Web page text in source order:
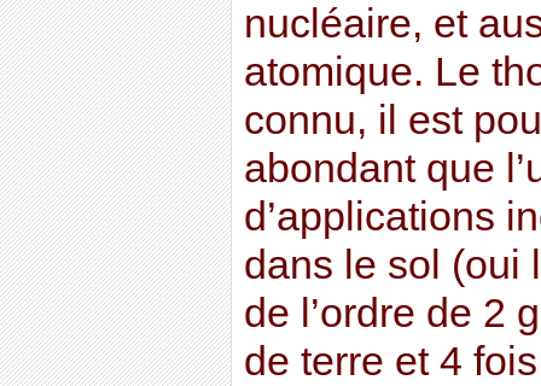
nucléaire, et
atomique. Le
connu, il est
abondant que
d’applications
dans le sol (oui
de l’ordre de 2
de terre et 4